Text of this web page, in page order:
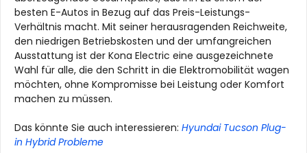
besten E-Autos in Bezug auf das Preis-Leistungs-
Verhältnis macht. Mit seiner herausragenden Reichweite,
den niedrigen Betriebskosten und der umfangreichen
Ausstattung ist der Kona Electric eine ausgezeichnete
Wahl für alle, die den Schritt in die Elektromobilität wagen
möchten, ohne Kompromisse bei Leistung oder Komfort
machen zu müssen.
Das könnte Sie auch interessieren: Hyundai Tucson Plug-
in Hybrid Probleme